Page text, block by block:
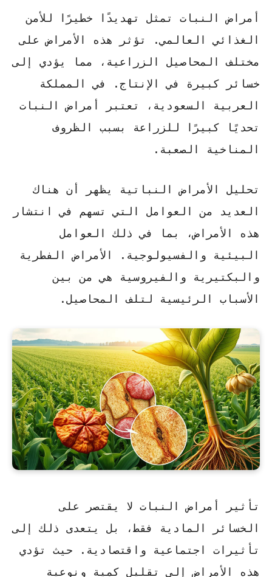
أمراض النبات تمثل تهديدًا خطيرًا للأمن
الغذائي العالمي. تؤثر هذه الأمراض على
مختلف المحاصيل الزراعية، مما يؤدي إلى
خسائر كبيرة في الإنتاج. في المملكة
العربية السعودية، تعتبر أمراض النبات
تحديًا كبيرًا للزراعة بسبب الظروف
المناخية الصعبة.
تحليل الأمراض النباتية يظهر أن هناك
العديد من العوامل التي تسهم في انتشار
هذه الأمراض، بما في ذلك العوامل
البيئية والفسيولوجية.
الأمراض الفطرية
والبكتيرية والفيروسية هي من بين
الأسباب الرئيسية لتلف المحاصيل.
تأثير أمراض النبات لا يقتصر على
الخسائر المادية فقط، بل يتعدى ذلك إلى
تأثيرات اجتماعية واقتصادية. حيث تؤدي
هذه الأمراض إلى تقليل كمية ونوعية